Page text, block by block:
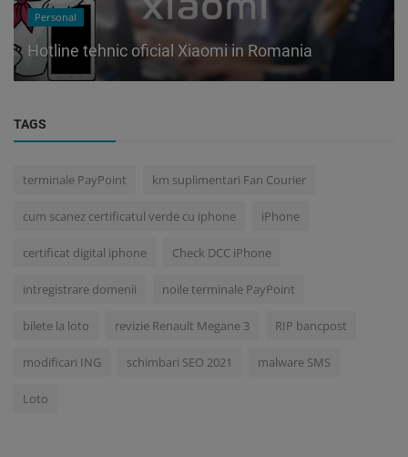
Personal
Hotline tehnic oficial Xiaomi in Romania
TAGS
terminale PayPoint km suplimentari Fan Courier
cum scanez certificatul verde cu iphone iPhone
certificat digital iphone Check DCC iPhone
intregistrare domenii noile terminale PayPoint
bilete la loto revizie Renault Megane 3 RIP bancpost
modificari ING schimbari SEO 2021 malware SMS
Loto